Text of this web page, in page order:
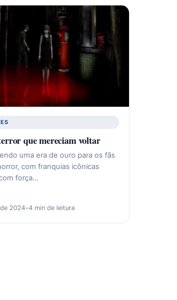
que mereciam voltar
uma era de ouro para os fãs
com franquias icônicas
força…
2024•4 min de leitura